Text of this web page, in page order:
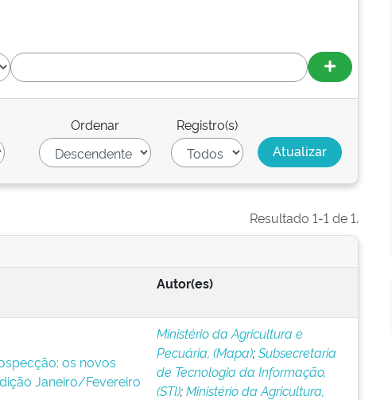
Ordenar Registro(s)
Resultado 1-1 de 1.
Autor(es)
os novos
Janeiro/Fevereiro
Ministério da Agricultura e
Pecuária, (Mapa);Subsecretaria
de Tecnologia da Informação,
(STI);Ministério da Agricultura,